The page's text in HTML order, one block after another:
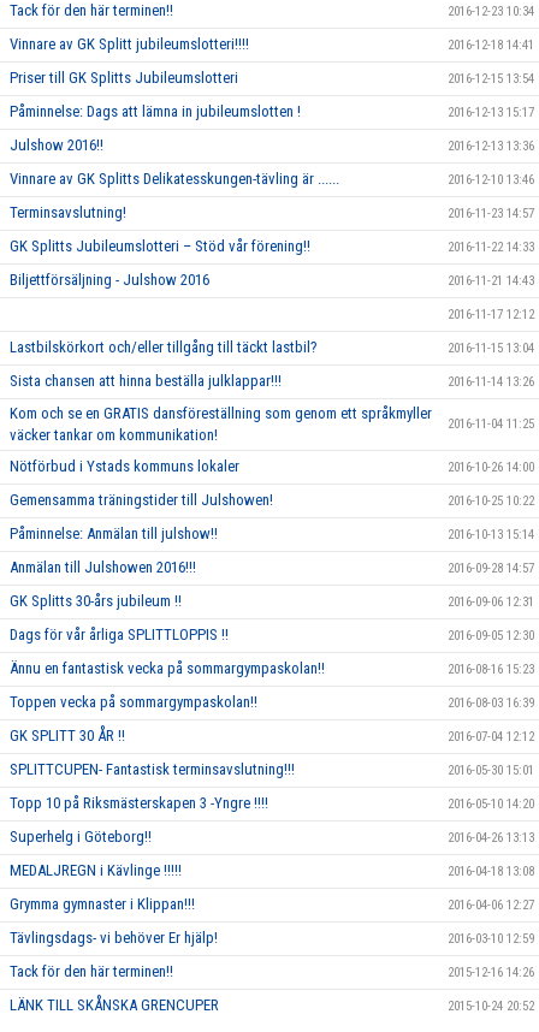
Tack för den här terminen!! 2016-12-23 10:34
Vinnare av GK Splitt jubileumslotteri!!!! 2016-12-18 14:41
Priser till GK Splitts Jubileumslotteri 2016-12-15 13:54
Påminnelse: Dags att lämna in jubileumslotten ! 2016-12-13 15:17
Julshow 2016!! 2016-12-13 13:36
Vinnare av GK Splitts Delikatesskungen-tävling är ...... 2016-12-10 13:46
Terminsavslutning! 2016-11-23 14:57
GK Splitts Jubileumslotteri – Stöd vår förening!! 2016-11-22 14:33
Biljettförsäljning - Julshow 2016 2016-11-21 14:43
2016-11-17 12:12
Lastbilskörkort och/eller tillgång till täckt lastbil? 2016-11-15 13:04
Sista chansen att hinna beställa julklappar!!! 2016-11-14 13:26
Kom och se en GRATIS dansföreställning som genom ett språkmyller
väcker tankar om kommunikation!
2016-11-04 11:25
Nötförbud i Ystads kommuns lokaler 2016-10-26 14:00
Gemensamma träningstider till Julshowen! 2016-10-25 10:22
Påminnelse: Anmälan till julshow!! 2016-10-13 15:14
Anmälan till Julshowen 2016!!! 2016-09-28 14:57
GK Splitts 30-års jubileum !! 2016-09-06 12:31
Dags för vår årliga SPLITTLOPPIS !! 2016-09-05 12:30
Ännu en fantastisk vecka på sommargympaskolan!! 2016-08-16 15:23
Toppen vecka på sommargympaskolan!! 2016-08-03 16:39
GK SPLITT 30 ÅR !! 2016-07-04 12:12
SPLITTCUPEN- Fantastisk terminsavslutning!!! 2016-05-30 15:01
Topp 10 på Riksmästerskapen 3 -Yngre !!!! 2016-05-10 14:20
Superhelg i Göteborg!! 2016-04-26 13:13
MEDALJREGN i Kävlinge !!!!! 2016-04-18 13:08
Grymma gymnaster i Klippan!!! 2016-04-06 12:27
Tävlingsdags- vi behöver Er hjälp! 2016-03-10 12:59
Tack för den här terminen!! 2015-12-16 14:26
LÄNK TILL SKÅNSKA GRENCUPER 2015-10-24 20:52